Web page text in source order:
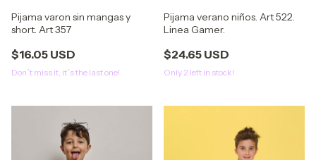
Pijama varon sin mangas y
short. Art 357
$16.05 USD
Don´t miss it, it´s the last one!
Pijama verano niños. Art 522.
Linea Gamer.
$24.65 USD
Only2 left in stock!